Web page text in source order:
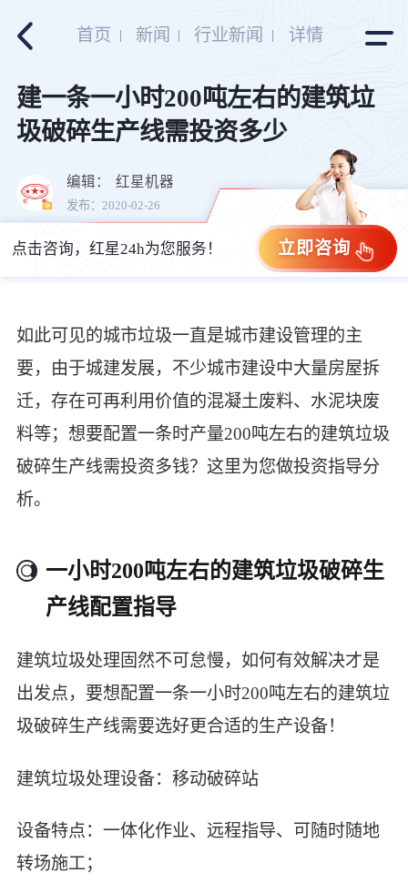
首页 新闻 行业新闻 详情
建一条一小时200吨左右的建筑垃
圾破碎生产线需投资多少
编辑： 红星机器
发布：2020-02-26
立即咨询
点击咨询，红星24h为您服务！
如此可见的城市垃圾一直是城市建设管理的主
要，由于城建发展，不少城市建设中大量房屋拆
迁，存在可再利用价值的混凝土废料、水泥块废
料等；想要配置一条时产量200吨左右的建筑垃圾
破碎生产线需投资多钱？这里为您做投资指导分
析。
一小时200吨左右的建筑垃圾破碎生
产线配置指导
建筑垃圾处理固然不可怠慢，如何有效解决才是
出发点，要想配置一条一小时200吨左右的建筑垃
圾破碎生产线需要选好更合适的生产设备！
建筑垃圾处理设备：移动破碎站
设备特点：一体化作业、远程指导、可随时随地
转场施工；